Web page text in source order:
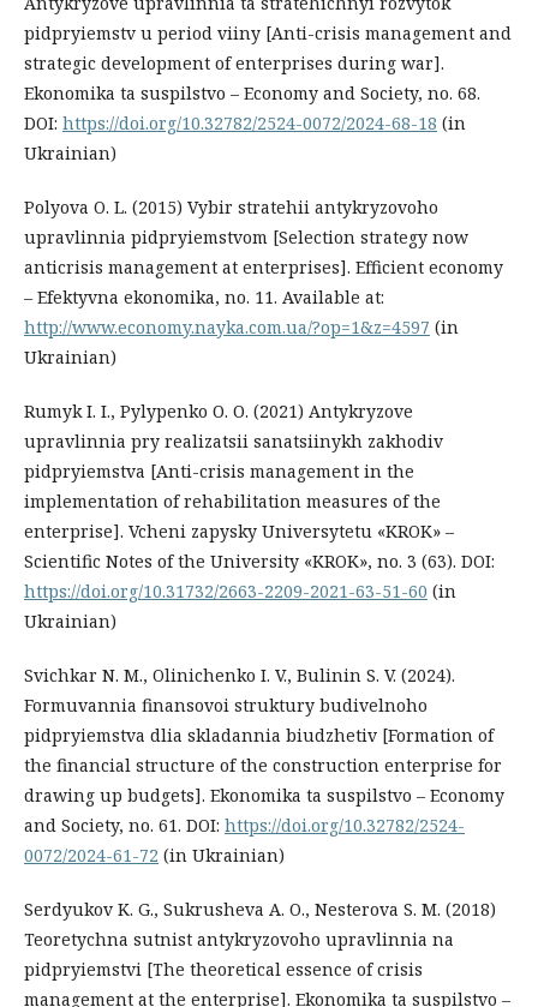
pidpryiemstv u period viiny [Anti-crisis management and
strategic development of enterprises during war].
Ekonomika ta suspilstvo – Economy and Society, no. 68.
DOI: https://doi.org/10.32782/2524-0072/2024-68-18 (in
Ukrainian)
Polyova O. L. (2015) Vybir stratehii antykryzovoho
upravlinnia pidpryiemstvom [Selection strategy now
anticrisis management at enterprises]. Efficient economy
– Efektyvna ekonomika, no. 11. Available at:
http://www.economy.nayka.com.ua/?op=1&z=4597 (in
Ukrainian)
Rumyk І. І., Pylypenko О. О. (2021) Antykryzove
upravlinnia pry realizatsii sanatsiinykh zakhodiv
pidpryiemstva [Anti-crisis management in the
implementation of rehabilitation measures of the
enterprise]. Vcheni zapysky Universytetu «KROK» –
Scientific Notes of the University «KROK», no. 3 (63). DOI:
https://doi.org/10.31732/2663-2209-2021-63-51-60 (in
Ukrainian)
Svichkar N. M., Olinichenko I. V., Bulinin S. V. (2024).
Formuvannia finansovoi struktury budivelnoho
pidpryiemstva dlia skladannia biudzhetiv [Formation of
the financial structure of the construction enterprise for
drawing up budgets]. Ekonomika ta suspilstvo – Economy
and Society, no. 61. DOI: https://doi.org/10.32782/2524-
0072/2024-61-72 (in Ukrainian)
Serdyukov K. G., Sukrusheva A. O., Nesterova S. M. (2018)
Teoretychna sutnist antykryzovoho upravlinnia na
pidpryiemstvi [The theoretical essence of crisis
management at the enterprise]. Ekonomika ta suspilstvo –